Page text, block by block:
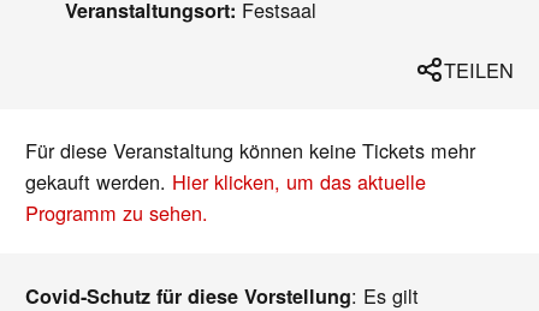
Veranstaltungsort: Festsaal
TEILEN
Für diese Veranstaltung können keine Tickets mehr
gekauft werden. Hier klicken, um das aktuelle
Programm zu sehen.
Covid-Schutz für diese Vorstellung: Es gilt